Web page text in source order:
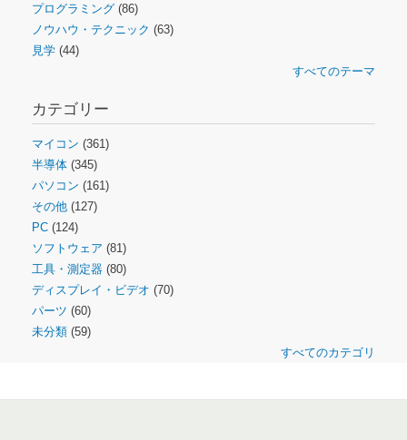
プログラミング (86)
ノウハウ・テクニック (63)
見学 (44)
すべてのテーマ
カテゴリー
マイコン (361)
半導体 (345)
パソコン (161)
その他 (127)
PC (124)
ソフトウェア (81)
工具・測定器 (80)
ディスプレイ・ビデオ (70)
パーツ (60)
未分類 (59)
すべてのカテゴリ